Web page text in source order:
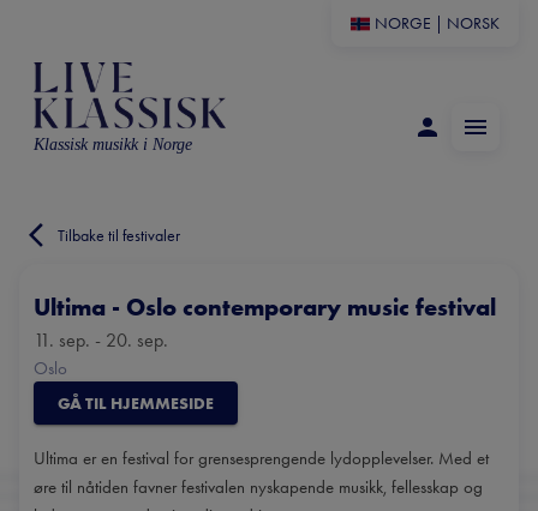
NORGE NORSK
Klassisk musikk i Norge
Tilbake til festivaler
Ultima - Oslo contemporary music festival
11. sep. - 20. sep.
Oslo
GÅ TIL HJEMMESIDE
Ultima er en festival for grensesprengende lydopplevelser. Med et
øre til nåtiden favner festivalen nyskapende musikk, fellesskap og